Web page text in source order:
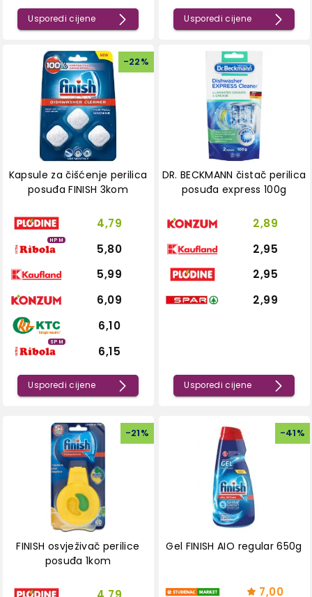
Usporedi cijene Usporedi cijene
-22%
Kapsule za čišćenje perilica
posuđa FINISH 3kom
4,79
HPM
5,80
5,99
6,09
6,10
SPM
6,15
Usporedi cijene
DR. BECKMANN čistač perilica
posuđa express 100g
2,89
2,95
2,95
2,99
Usporedi cijene
-21%
FINISH osvježivač perilice
posuđa 1kom
-41%
Gel FINISH AIO regular 650g
7,00